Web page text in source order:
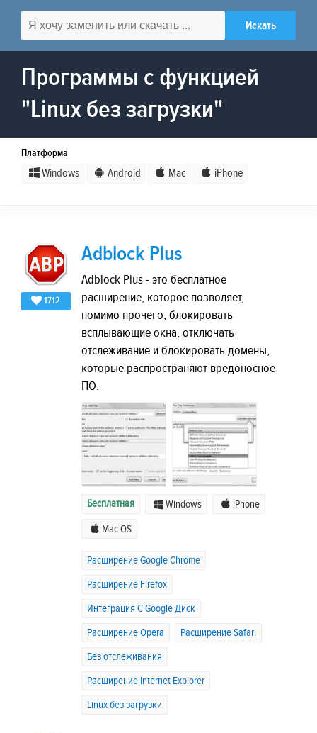
Программы с функцией
"Linux без загрузки"
Платформа
Windows Android Mac iPhone
1712
Adblock Plus
Adblock Plus - это бесплатное
расширение, которое позволяет,
помимо прочего, блокировать
всплывающие окна, отключать
отслеживание и блокировать домены,
которые распространяют вредоносное
ПО.
Бесплатная Windows iPhone
Mac OS
Расширение Google Chrome
Расширение Firefox
Интеграция C Google Диск
Расширение Opera
Расширение Safari
Без отслеживания
Расширение Internet Explorer
Linux без загрузки